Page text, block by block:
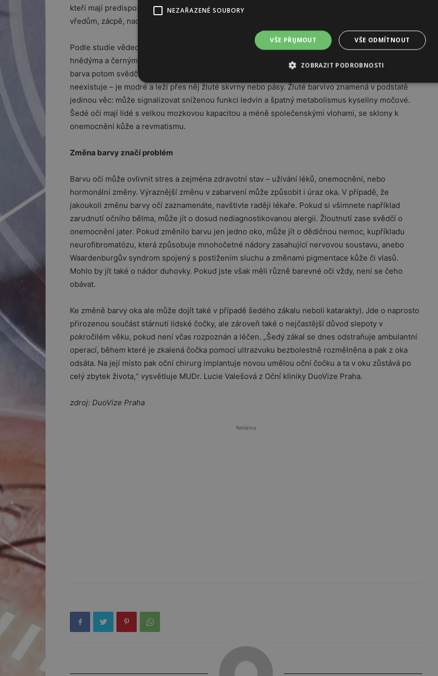
kteří mají predispozice k oslabení nervového systému, onemocnění trávicích orgánů, žaludečním
vředům, zácpě, nadýmání, zánětům žlučníku a apendixu.
Podle studie vědecké publikace American Journal of Ophtalmology z roku 2000 mají lidé s tmavě
hnědýma a černýma očima 1,5krát až 2,5krát větší riziko šedého zákalu než lidé světloocí. Zelená
barva potom svědčí o výkonných a cílevědomých lidech. Ve skutečnosti vlastně zelené oko
neexistuje – je modré a leží přes něj žluté skvrny nebo pásy. Žluté barvivo znamená v podstatě
jedinou věc: může signalizovat sníženou funkci ledvin a špatný metabolismus kyseliny močové.
Šedé oči mají lidé s velkou mozkovou kapacitou a méně společenskými vlohami, se sklony k
onemocnění kůže a revmatismu.
Změna barvy značí problém
Barvu očí může ovlivnit stres a zejména zdravotní stav – užívání léků, onemocnění, nebo
hormonální změny. Výraznější změnu v zabarvení může způsobit i úraz oka. V případě, že
jakoukoli změnu barvy očí zaznamenáte, navštivte raději lékaře. Pokud si všimnete například
zarudnutí očního bělma, může jít o dosud nediagnostikovanou alergii. Žloutnutí zase svědčí o
onemocnění jater. Pokud změnilo barvu jen jedno oko, může jít o dědičnou nemoc, kupříkladu
neurofibromatózu, která způsobuje mnohočetné nádory zasahující nervovou soustavu, anebo
Waardenburgův syndrom spojený s postižením sluchu a změnami pigmentace kůže či vlasů.
Mohlo by jít také o nádor duhovky. Pokud jste však měli různě barevné oči vždy, není se čeho
obávat.
Ke změně barvy oka ale může dojít také v případě šedého zákalu neboli katarakty). Jde o naprosto
přirozenou součást stárnutí lidské čočky, ale zároveň také o nejčastější důvod slepoty v
pokročilém věku, pokud není včas rozpoznán a léčen. „Šedý zákal se dnes odstraňuje ambulantní
operací, během které je zkalená čočka pomocí ultrazvuku bezbolestně rozmělněna a pak z oka
odsáta. Na její místo pak oční chirurg implantuje novou umělou oční čočku a ta v oku zůstává po
celý zbytek života,“ vysvětluje MUDr. Lucie Valešová z Oční kliniky DuoVize Praha.
zdroj: DuoVize Praha
Reklama
NEZAŘAZENÉ SOUBORY
VŠE PŘIJMOUT VŠE ODMÍTNOUT
ZOBRAZIT PODROBNOSTI